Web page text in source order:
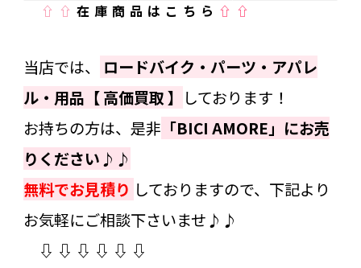
⇧⇧ 在庫商品はこちら ⇧⇧
当店では、
ロードバイク・パーツ・アパレ
ル・用品【 高価買取 】 しております！
お持ちの方は、是非 「BICI AMORE」にお売
りください♪ ♪
無料でお見積り しておりますので、下記より
お気軽にご相談下さいませ♪♪
⇩ ⇩ ⇩ ⇩ ⇩ ⇩